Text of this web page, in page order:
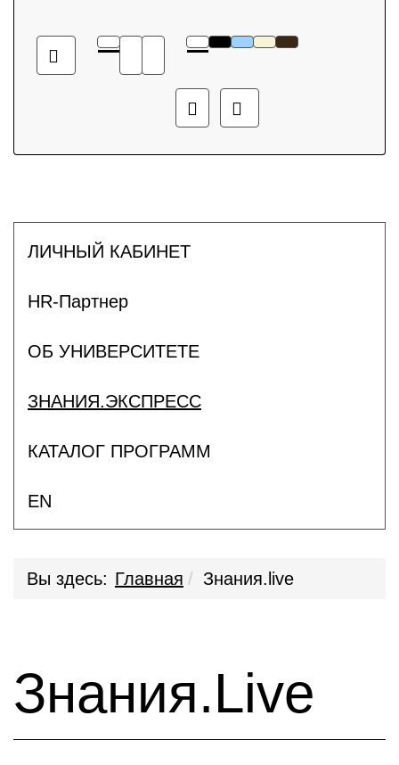
ЛИЧНЫЙ КАБИНЕТ
HR-Партнер
ОБ УНИВЕРСИТЕТЕ
ЗНАНИЯ.ЭКСПРЕСС
КАТАЛОГ ПРОГРАММ
EN
Вы здесь: Главная Знания.live
Знания.Live